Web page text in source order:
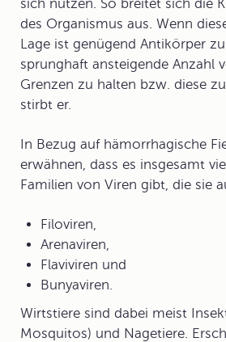
sich nutzen. So breitet sich die
des Organismus aus. Wenn
Lage ist genügend Antikörper
sprunghaft ansteigende Anzahl
Grenzen zu halten bzw. diese
stirbt er.
In Bezug auf hämorrhagische
erwähnen, dass es insgesamt
Familien von Viren gibt, die sie
Filoviren,
Arenaviren,
Flaviviren und
Bunyaviren.
Wirtstiere sind dabei meist
Mosquitos) und Nagetiere.